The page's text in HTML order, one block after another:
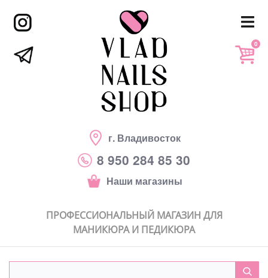
г. Владивосток
8 950 284 85 30
Наши магазины
0
ПРОФЕССИОНАЛЬНЫЙ МАГАЗИН ДЛЯ
МАНИКЮРА И ПЕДИКЮРА